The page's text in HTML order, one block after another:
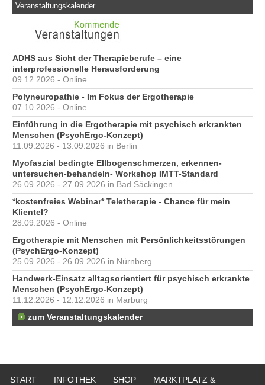
Veranstaltungskalender
ADHS aus Sicht der Therapieberufe – eine
interprofessionelle Herausforderung
09.12.2026 - Online
Polyneuropathie - Im Fokus der Ergotherapie
07.10.2026 - Online
Einführung in die Ergotherapie mit psychisch erkrankten
Menschen (PsychErgo-Konzept)
11.09.2026 - 13.09.2026 in Berlin
Myofaszial bedingte Ellbogenschmerzen, erkennen-
untersuchen-behandeln- Workshop IMTT-Standard
26.09.2026 - 27.09.2026 in Bad Säckingen
*kostenfreies Webinar* Teletherapie - Chance für mein
Klientel?
28.09.2026 - Online
Ergotherapie mit Menschen mit Persönlichkeitsstörungen
(PsychErgo-Konzept)
25.09.2026 - 26.09.2026 in Nürnberg
Handwerk-Einsatz alltagsorientiert für psychisch erkrankte
Menschen (PsychErgo-Konzept)
11.12.2026 - 12.12.2026 in Marburg
zum Veranstaltungskalender
START INFOTHEK SHOP
MARKTPLATZ &